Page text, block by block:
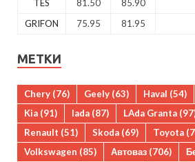
TES
81.50 85.90
GRIFON
75.95 81.95
МЕТКИ
Chery (76) Geely (63) Haval (54)
Kia (91) lada (87) LAda Granta
Renault (51) Skoda (69) Toyota
Volkswagen (85) Автоваз (706)